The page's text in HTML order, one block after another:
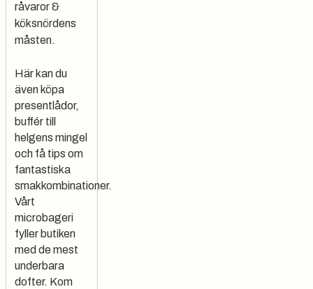
råvaror &
köksnördens
måsten.
Här kan du
även köpa
presentlådor,
buffér till
helgens mingel
och få tips om
fantastiska
smakkombinationer.
Vårt
microbageri
fyller butiken
med de mest
underbara
dofter. Kom